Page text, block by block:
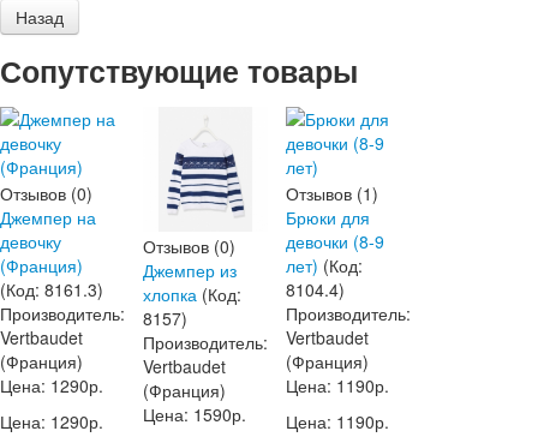
Сопутствующие товары
Отзывов (0)
Джемпер на
девочку
(Франция)
(Код: 8161.3)
Производитель:
Vertbaudet
(Франция)
Цена: 1290р.
Цена: 1290р.
Отзывов (0)
Джемпер из
хлопка (Код:
8157)
Производитель:
Vertbaudet
(Франция)
Цена: 1590р.
Отзывов (1)
Брюки для
девочки (8-9
лет) (Код:
8104.4)
Производитель:
Vertbaudet
(Франция)
Цена: 1190р.
Цена: 1190р.